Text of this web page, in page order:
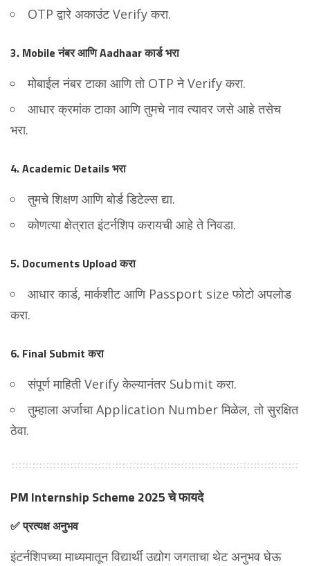
OTP द्वारे अकाउंट Verify करा.
3. Mobile नंबर आणि Aadhaar कार्ड भरा
मोबाईल नंबर टाका आणि तो OTP ने Verify करा.
आधार क्रमांक टाका आणि तुमचे नाव त्यावर जसे आहे तसेच
भरा.
4. Academic Details भरा
तुमचे शिक्षण आणि बोर्ड डिटेल्स द्या.
कोणत्या क्षेत्रात इंटर्नशिप करायची आहे ते निवडा.
5. Documents Upload करा
आधार कार्ड, मार्कशीट आणि Passport size फोटो अपलोड
करा.
6. Final Submit करा
संपूर्ण माहिती Verify केल्यानंतर Submit करा.
तुम्हाला अर्जाचा Application Number मिळेल, तो सुरक्षित
ठेवा.
PM Internship Scheme 2025 चे फायदे
✅प्रत्यक्ष अनुभव
इंटर्नशिपच्या माध्यमातून विद्यार्थी उद्योग जगताचा थेट अनुभव घेऊ